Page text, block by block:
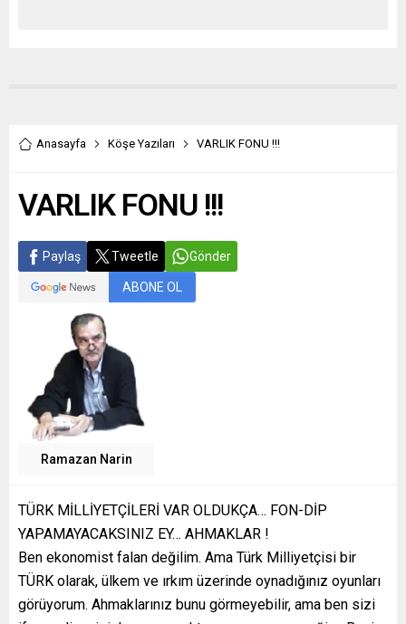
Anasayfa Köşe Yazıları VARLIK FONU !!!
VARLIK FONU !!!
Paylaş Tweetle Gönder
ABONE OL
Ramazan Narin
TÜRK MİLLİYETÇİLERİ VAR OLDUKÇA… FON-DİP
YAPAMAYACAKSINIZ EY… AHMAKLAR !
Ben ekonomist falan değilim. Ama Türk Milliyetçisi bir
TÜRK olarak, ülkem ve ırkım üzerinde oynadığınız oyunları
görüyorum. Ahmaklarınız bunu görmeyebilir, ama ben sizi